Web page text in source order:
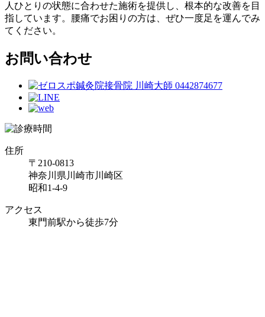
人ひとりの状態に合わせた施術を提供し、根本的な改善を目
指しています。腰痛でお困りの方は、ぜひ一度足を運んでみ
てください。
お問い合わせ
住所
〒210-0813
神奈川県川崎市川崎区
昭和1-4-9
アクセス
東門前駅から徒歩7分